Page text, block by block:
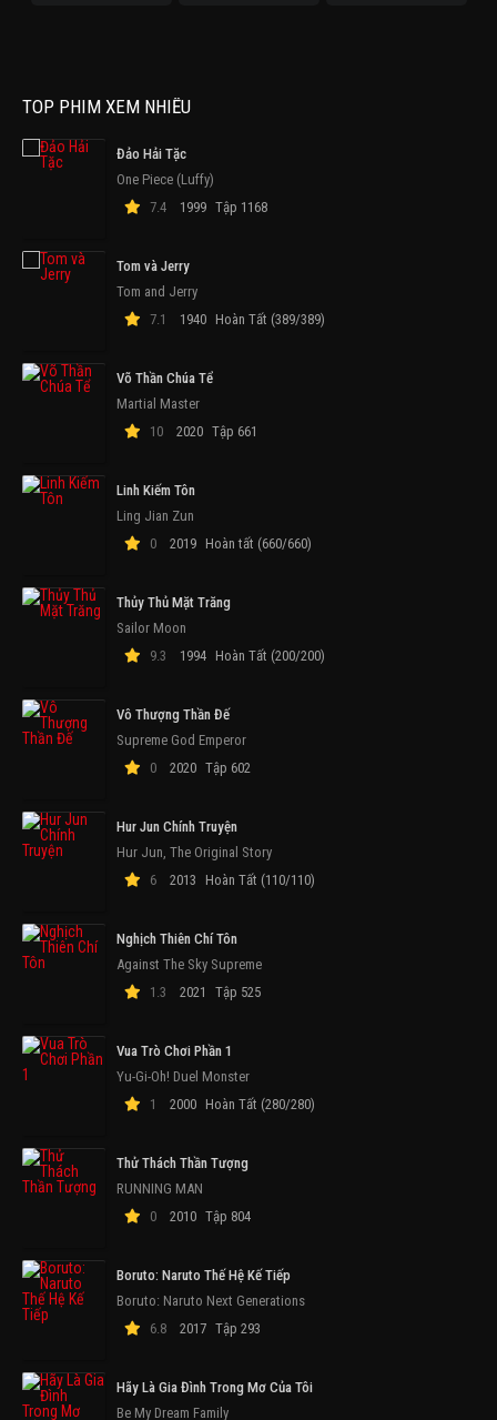
TOP PHIM XEM NHIỀU
Đảo Hải Tặc
One Piece (Luffy)
7.4
1999 Tập 1168
Tom và Jerry
Tom and Jerry
7.1
1940 Hoàn Tất (389/389)
Võ Thần Chúa Tể
Martial Master
10
2020 Tập 661
Linh Kiếm Tôn
Ling Jian Zun
0
2019 Hoàn tất (660/660)
Thủy Thủ Mặt Trăng
Sailor Moon
9.3
1994 Hoàn Tất (200/200)
Vô Thượng Thần Đế
Supreme God Emperor
0
2020 Tập 602
Hur Jun Chính Truyện
Hur Jun, The Original Story
6
2013 Hoàn Tất (110/110)
Nghịch Thiên Chí Tôn
Against The Sky Supreme
1.3
2021 Tập 525
Vua Trò Chơi Phần 1
Yu-Gi-Oh! Duel Monster
1
2000 Hoàn Tất (280/280)
Thử Thách Thần Tượng
RUNNING MAN
0
2010 Tập 804
Boruto: Naruto Thế Hệ Kế Tiếp
Boruto: Naruto Next Generations
6.8
2017 Tập 293
Hãy Là Gia Đình Trong Mơ Của Tôi
Be My Dream Family